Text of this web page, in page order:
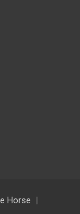
Horse